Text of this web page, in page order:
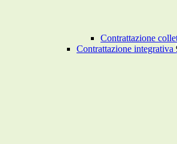
Contrattazione
Contrattazione integrativa